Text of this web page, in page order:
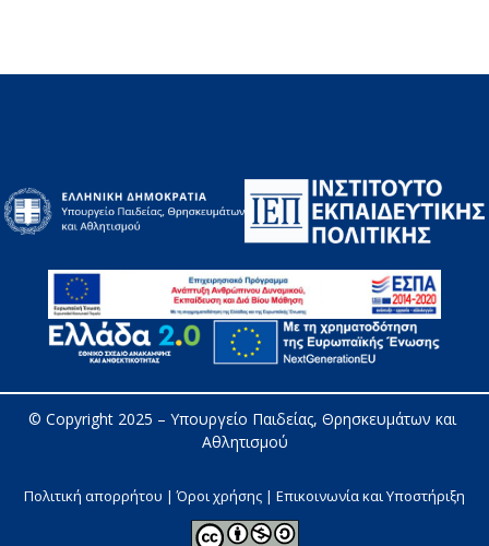
© Copyright 2025 – Υπουργείο Παιδείας, Θρησκευμάτων και
Αθλητισμού
Πολιτική απορρήτου | Όροι χρήσης | Επικοινωνία και Υποστήριξη